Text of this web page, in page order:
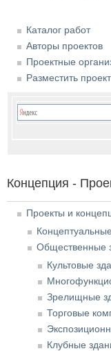
Каталог работ
Авторы проектов
Проектные
Разместить проект
Концепция -
Проекты и
Общественные
Культовые
Зрелищные
Торговые
Клубные